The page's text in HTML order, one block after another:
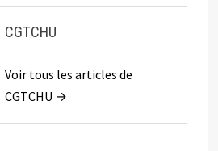
CGTCHU
Voir tous les articles de
CGTCHU →